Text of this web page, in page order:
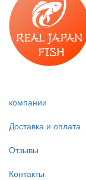
компании
Доставка и оплата
Отзывы
Контакты